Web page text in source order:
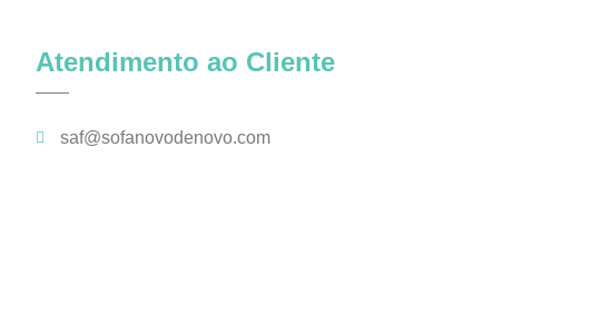
Atendimento ao Cliente
saf@sofanovodenovo.com